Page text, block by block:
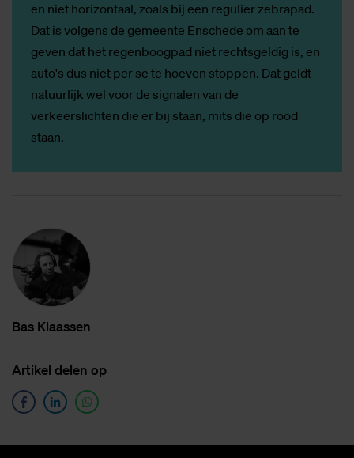
en niet horizontaal, zoals bij een regulier zebrapad.
Dat is volgens de gemeente Enschede om aan te
geven dat het regenboogpad niet rechtsgeldig is, en
auto's dus niet per se te hoeven stoppen. Dat geldt
natuurlijk wel voor de signalen van de
verkeerslichten die er bij staan, mits die op rood
staan.
Bas Klaas­sen
Ar­ti­kel de­len op